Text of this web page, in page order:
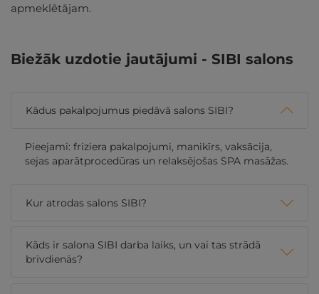
apmeklētājam.
Biežāk uzdotie jautājumi - SIBI salons
Kādus pakalpojumus piedāvā salons SIBI?
Pieejami: friziera pakalpojumi, manikīrs, vaksācija,
sejas aparātprocedūras un relaksējošas SPA masāžas.
Kur atrodas salons SIBI?
Kāds ir salona SIBI darba laiks, un vai tas strādā
brīvdienās?